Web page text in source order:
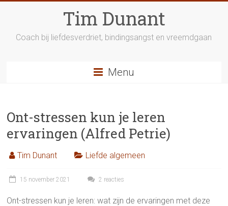
Tim Dunant
Coach bij liefdesverdriet, bindingsangst en vreemdgaan
Menu
Ont-stressen kun je leren
ervaringen (Alfred Petrie)
Tim Dunant Liefde algemeen
15 november 2021 2 reacties
Ont-stressen kun je leren: wat zijn de ervaringen met deze